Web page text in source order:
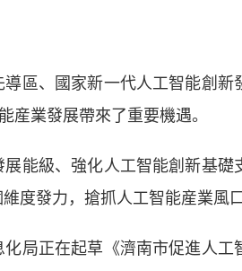
、國家新一代人工智能創新
産業發展帶來了重要機遇。
級、強化人工智能創新基礎
度發力，搶抓人工智能産業風口
正在起草《濟南市促進人工